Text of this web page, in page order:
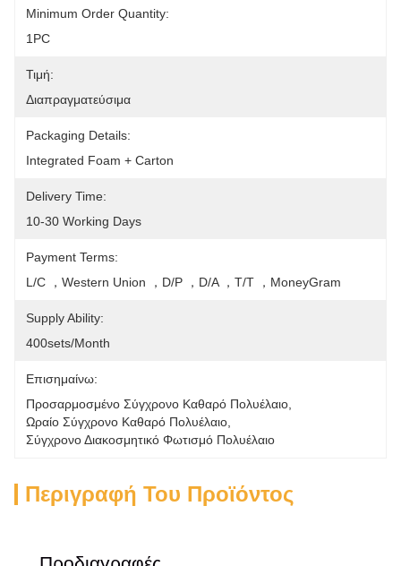
Minimum Order Quantity:
1PC
Τιμή:
Διαπραγματεύσιμα
Packaging Details:
Integrated Foam + Carton
Delivery Time:
10-30 Working Days
Payment Terms:
L/C ，Western Union ，D/P ，D/A ，T/T ，MoneyGram
Supply Ability:
400sets/month
Επισημαίνω:
Προσαρμοσμένο Σύγχρονο Καθαρό Πολυέλαιο
Ωραίο Σύγχρονο Καθαρό Πολυέλαιο
Σύγχρονο Διακοσμητικό Φωτισμό Πολυέλαιο
Περιγραφή Του Προϊόντος